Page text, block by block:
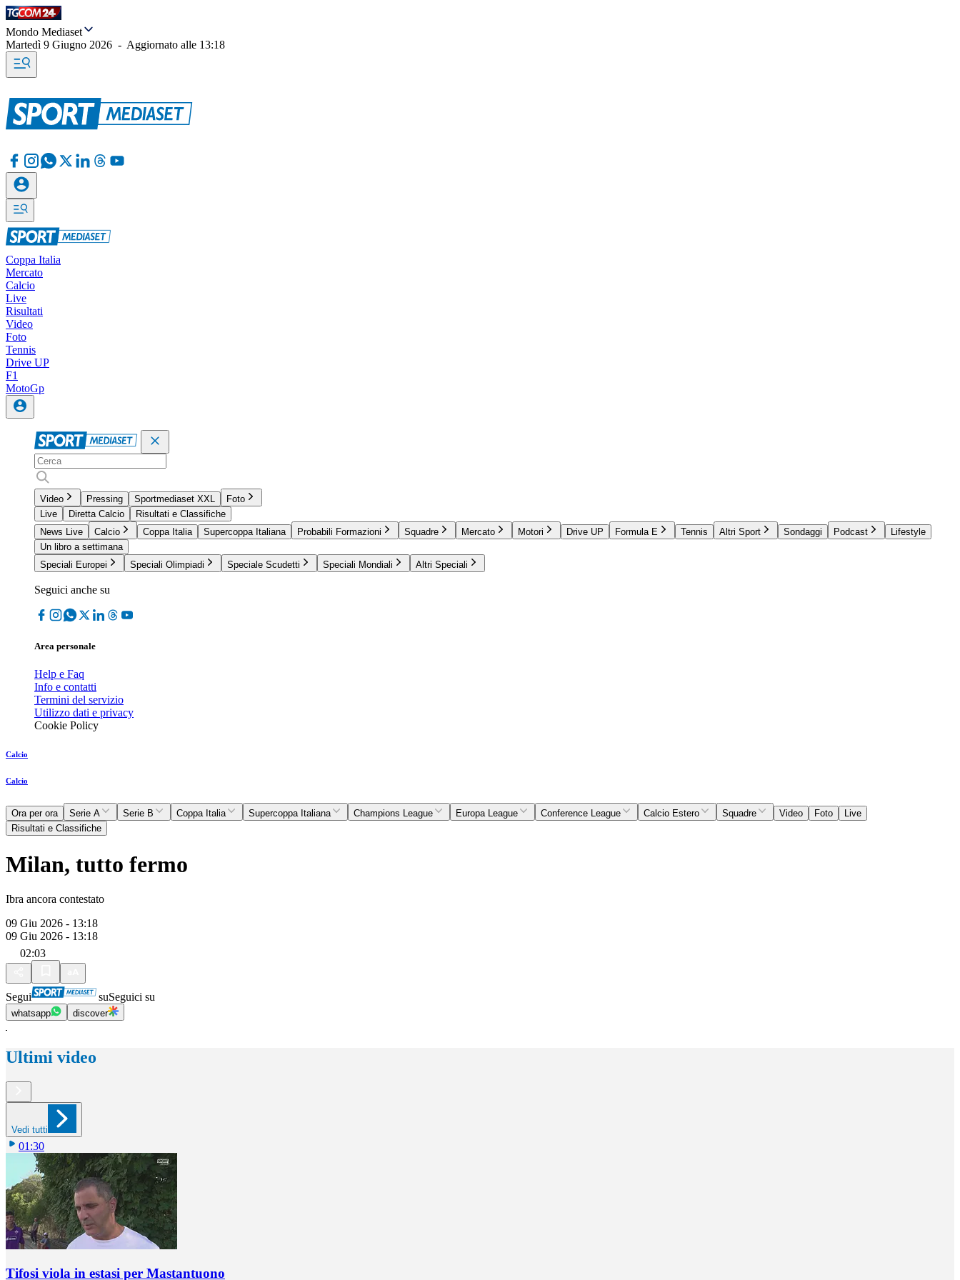
Mondo Mediaset
Martedì 9 Giugno 2026 - Aggiornato alle 13:18
Coppa Italia
Mercato
Calcio
Live
Risultati
Video
Foto
Tennis
Drive UP
F1
MotoGp
Video Pressing Sportmediaset XXL
Foto
Live
Diretta Calcio
Risultati e Classifiche
News Live
Calcio Coppa Italia Supercoppa Italiana Probabili Formazioni Squadre Mercato Motori Drive UP Formula E Tennis Altri Sport Sondaggi Podcast
Lifestyle
Un libro a settimana
Speciali Europei
Speciali Olimpiadi Speciale Scudetti Speciali Mondiali Altri Speciali
Seguici anche su
Area personale
Help e Faq
Info e contatti
Termini del servizio
Utilizzo dati e privacy
Cookie Policy
Calcio
Calcio
Ora per ora Serie A Serie B Coppa Italia Supercoppa Italiana Champions League Europa League Conference League Calcio Estero Squadre Video Foto
Live
Risultati e Classifiche
Milan, tutto fermo
Ibra ancora contestato
09 Giu 2026 - 13:18
09 Giu 2026 - 13:18
02:03
Segui suSeguici su
whatsapp discover
Ultimi video
Vedi tutti
01:30
Tifosi viola in estasi per Mastantuono